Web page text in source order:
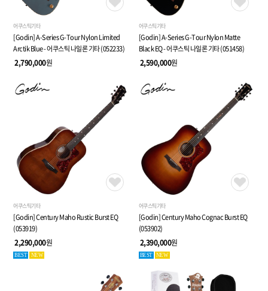
어쿠스틱기타
[Godin] A-Series G-Tour Nylon Limited
Arctik Blue - 어쿠스틱 나일론 기타 (052233)
2,790,000원
어쿠스틱기타
[Godin] A-Series G-Tour Nylon Matte
Black EQ - 어쿠스틱 나일론 기타 (051458)
2,590,000원
어쿠스틱기타
[Godin] Century Maho Rustic Burst EQ
(053919)
2,290,000원
BEST NEW
어쿠스틱기타
[Godin] Century Maho Cognac Burst EQ
(053902)
2,390,000원
BEST NEW